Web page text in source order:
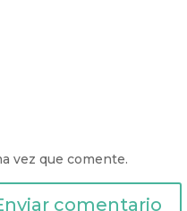
vez que comente.